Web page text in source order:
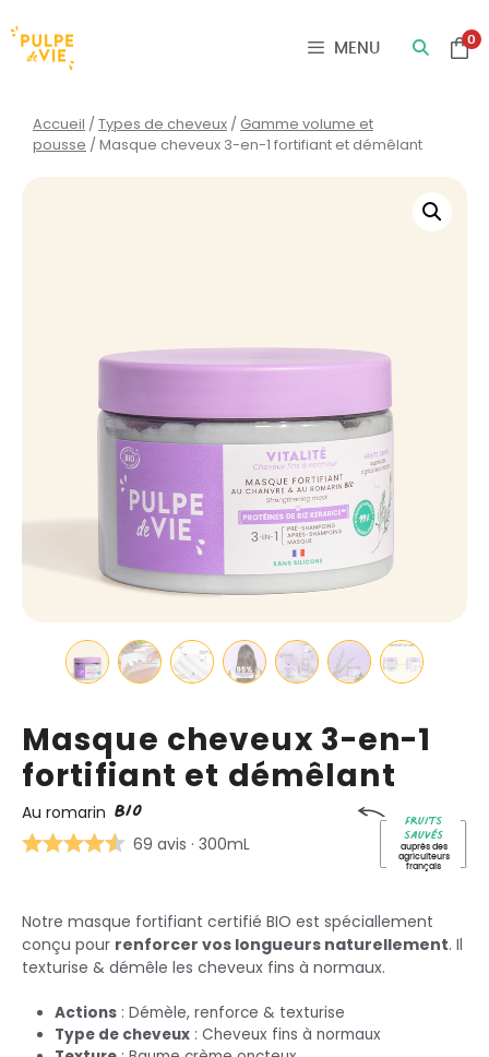
0
MENU
Accueil /Types de cheveux / Gamme volume et
pousse / Masque cheveux 3-en-1 fortifiant et démêlant
Masque cheveux 3-en-1
fortifiant et démêlant
Au romarin BIO Fruits
sauvés
auprès des
agriculteurs
français
69 avis · 300mL
Notre masque fortifiant certifié BIO est spéciallement
conçu pour renforcer vos longueurs naturellement. Il
texturise & démêle les cheveux fins à normaux.
Actions : Démèle, renforce & texturise
Type de cheveux : Cheveux fins à normaux